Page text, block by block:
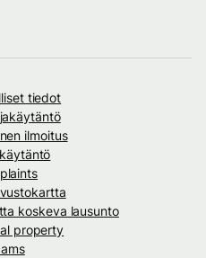
tiedot
ilmoitus
koskeva lausunto
property